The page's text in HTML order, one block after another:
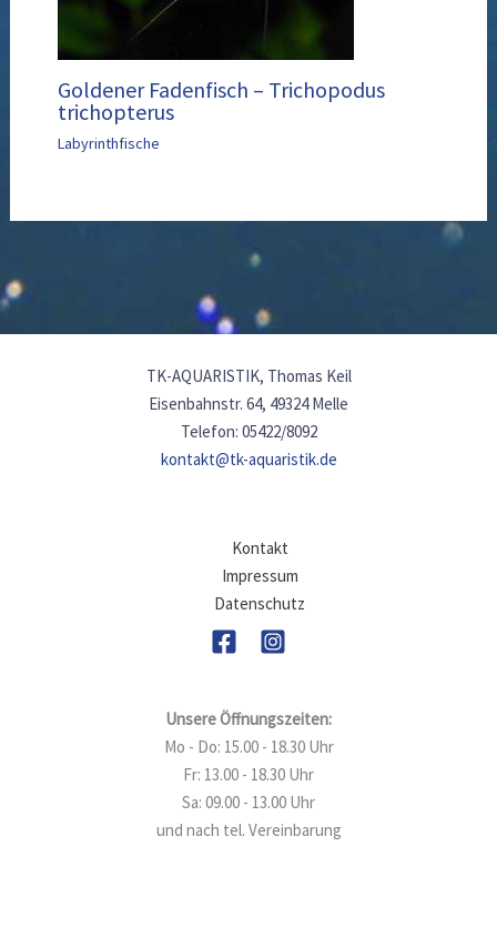
Goldener Fadenfisch – Trichopodus
trichopterus
Labyrinthfische
TK-AQUARISTIK, Thomas Keil
Eisenbahnstr. 64, 49324 Melle
Telefon: 05422/8092
kontakt@tk-aquaristik.de
Kontakt
Impressum
Datenschutz
Unsere Öffnungszeiten:
Mo - Do: 15.00 - 18.30 Uhr
Fr: 13.00 - 18.30 Uhr
Sa: 09.00 - 13.00 Uhr
und nach tel. Vereinbarung